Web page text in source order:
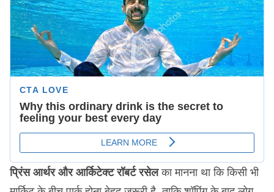
प्रिंस आर्थर और आर्किटेक्ट रॉबर्ट रसेलका मानना था कि किसी भी